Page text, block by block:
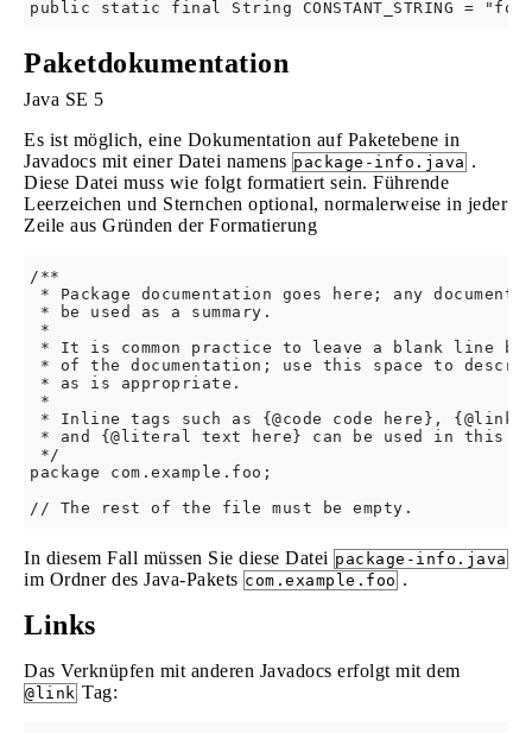
Paketdokumentation
Java SE 5
Es ist möglich, eine Dokumentation auf Paketebene in
Javadocs mit einer Datei namens package-info.java .
Diese Datei muss wie folgt formatiert sein. Führende
Leerzeichen und Sternchen optional, normalerweise in jeder
Zeile aus Gründen der Formatierung
/**
* Package documentation goes here; any
* be used as a summary.
*
* It is common practice to leave a blank line
* of the documentation; use this space to
* as is appropriate.
*
* Inline tags such as {@code code here}, {@link
* and {@literal text here} can be used in this
*/
package com.example.foo;
In diesem Fall müssen Sie diese Datei package-info.java
im Ordner des Java-Pakets com.example.foo .
Links
Das Verknüpfen mit anderen Javadocs erfolgt mit dem
@link Tag: